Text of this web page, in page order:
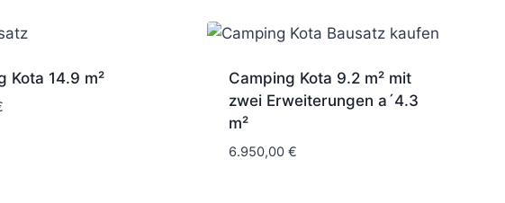
Kota 14.9 m²
Camping Kota 9.2 m² mit
zwei Erweiterungen a´4.3
m²
6.950,00 €